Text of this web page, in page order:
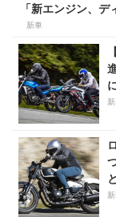
「新エンジン、デ
ーキ、キャストホ
用！」
新車
新